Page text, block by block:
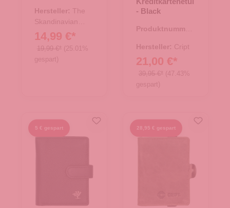
- braun
Hersteller: The
Skandinavian
Brand
14,99 €*
19,99 €* (25.01%
gespart)
- Black
Produktnummer:
Hersteller: Cript
21,00 €*
39,95 €* (47.43%
gespart)
5 € gespart 28,95 € gespart